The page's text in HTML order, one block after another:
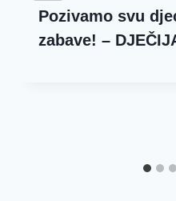
Pozivamo svu
zabave! –